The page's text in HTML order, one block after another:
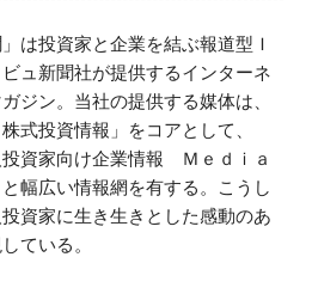
は投資家と企業を結ぶ報道型Ｉ
ュ新聞社が提供するインターネ
ジン。当社の提供する媒体は、
式投資情報」をコアとして、
資家向け企業情報　Ｍｅｄｉａ
幅広い情報網を有する。こうし
資家に生き生きとした感動のあ
ている。